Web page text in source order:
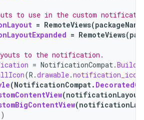
to use in the custom
= RemoteViews(packageName
= RemoteViews(
to the notification.
= NotificationCompat.
(R .drawable.notification_icon
(NotificationCompat.
(notificationLayout
(